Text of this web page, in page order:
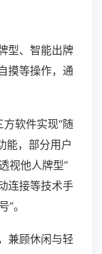
型、智能出牌
摸等操作，通
软件实现“随
能，部分用户
视他人牌型”
连接等技术手
。
兼顾休闲与轻